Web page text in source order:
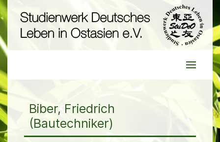
Biber, Friedrich
(Bautechniker)